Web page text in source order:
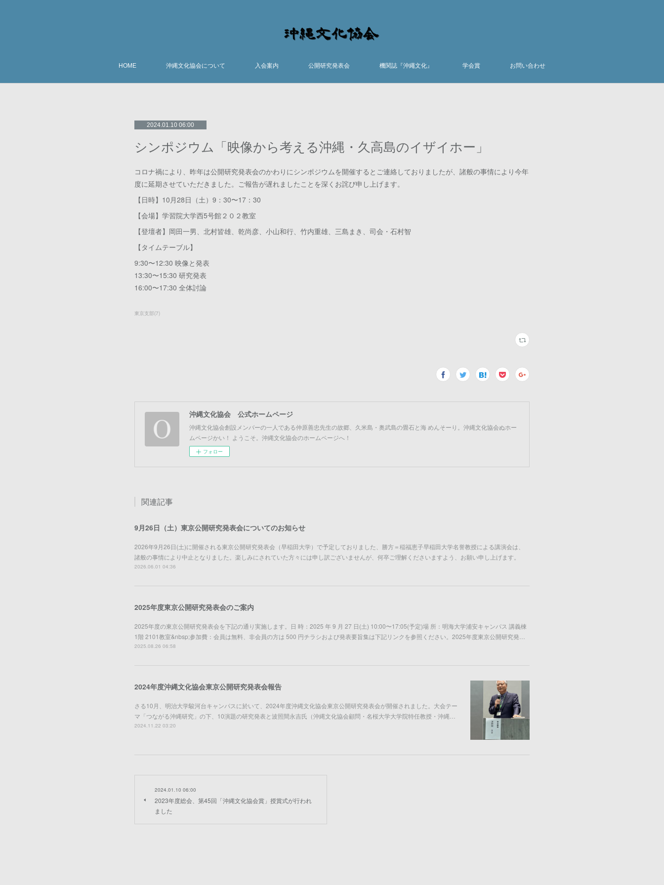
HOME 沖縄文化協会について 入会案内 公開研究発表会 機関誌『沖繩文化』 学会賞 お問い合わせ
2024.01.10 06:00
シンポジウム「映像から考える沖縄・久高島のイザイホー」
コロナ禍により、昨年は公開研究発表会のかわりにシンポジウムを開催するとご連絡しておりましたが、諸般の事情により今年
度に延期させていただきました。ご報告が遅れましたことを深くお詫び申し上げます。
【⽇時】10⽉28⽇（⼟）9：30〜17：30
【会場】学習院⼤学⻄5号館２０２教室
【登壇者】岡⽥⼀男、北村皆雄、乾尚彦、⼩⼭和⾏、⽵内重雄、三島まき、司会・⽯村智
【タイムテーブル】
9:30〜12:30 映像と発表
13:30〜15:30 研究発表
16:00〜17:30 全体討論
東京支部(7)
沖縄文化協会 公式ホームページ
沖縄文化協会創設メンバーの一人である仲原善忠先生の故郷、久米島・奥武島の畳石と海 めんそーり。沖縄文化協会ぬホー
ムページかい！ ようこそ。沖縄文化協会のホームページへ！
フォロー
関連記事
9月26日（土）東京公開研究発表会についてのお知らせ
2026年9月26日(土)に開催される東京公開研究発表会（早稲田大学）で予定しておりました、勝方＝稲福恵子早稲田大学名誉教授による講演会は、
諸般の事情により中止となりました。楽しみにされていた方々には申し訳ございませんが、何卒ご理解くださいますよう、お願い申し上げます。
2026.06.01 04:36
2025年度東京公開研究発表会のご案内
2025年度の東京公開研究発表会を下記の通り実施します。日 時：2025 年 9 月 27 日(土) 10:00〜17:05(予定)場 所：明海大学浦安キャンパス 講義棟
1階 2101教室&nbsp;参加費：会員は無料、非会員の方は 500 円チラシおよび発表要旨集は下記リンクを参照ください。2025年度東京公開研究発…
2025.08.26 06:58
2024年度沖縄文化協会東京公開研究発表会報告
さる10月、明治大学駿河台キャンパスに於いて、2024年度沖縄文化協会東京公開研究発表会が開催されました。大会テー
マ「つながる沖縄研究」の下、10演題の研究発表と波照間永吉氏（沖縄文化協会顧問・名桜大学大学院特任教授・沖縄…
2024.11.22 03:20
2024.01.10 06:00
2023年度総会、第45回「沖縄文化協会賞」授賞式が行われ
ました